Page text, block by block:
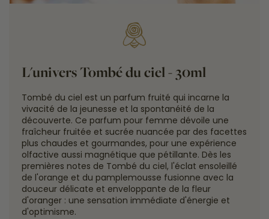
L'univers Tombé du ciel - 30ml
Tombé du ciel est un parfum fruité qui incarne la
vivacité de la jeunesse et la spontanéité de la
découverte. Ce parfum pour femme dévoile une
fraîcheur fruitée et sucrée nuancée par des facettes
plus chaudes et gourmandes, pour une expérience
olfactive aussi magnétique que pétillante. Dès les
premières notes de Tombé du ciel, l'éclat ensoleillé
de l'orange et du pamplemousse fusionne avec la
douceur délicate et enveloppante de la fleur
d'oranger : une sensation immédiate d'énergie et
d'optimisme.